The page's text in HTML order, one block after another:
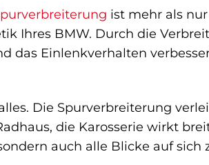
ist mehr als
Ihres BMW. Durch die
das Einlenkverhalten
Die Spurverbreiterung
die Karosserie wirkt
auch alle Blicke auf sich